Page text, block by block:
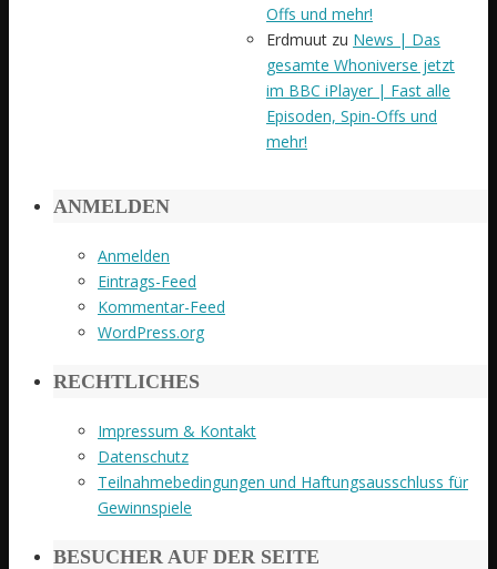
Offs und mehr!
Erdmuut zu News | Das
gesamte Whoniverse jetzt
im BBC iPlayer | Fast alle
Episoden, Spin-Offs und
mehr!
ANMELDEN
Anmelden
Eintrags-Feed
Kommentar-Feed
WordPress.org
RECHTLICHES
Impressum & Kontakt
Datenschutz
Teilnahmebedingungen und Haftungsausschluss für
Gewinnspiele
BESUCHER AUF DER SEITE